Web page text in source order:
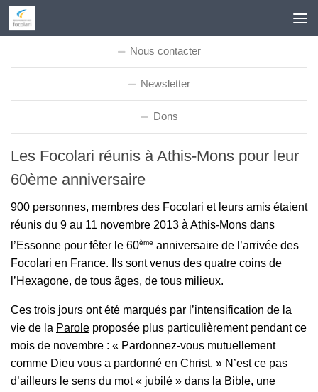
Skip to content
Nous contacter
Newsletter
Dons
Les Focolari réunis à Athis-Mons pour leur
60ème anniversaire
900 personnes, membres des Focolari et leurs amis étaient
réunis du 9 au 11 novembre 2013 à Athis-Mons dans
l’Essonne pour fêter le 60ème anniversaire de l’arrivée des
Focolari en France. Ils sont venus des quatre coins de
l’Hexagone, de tous âges, de tous milieux.
Ces trois jours ont été marqués par l’intensification de la
vie de la Parole proposée plus particulièrement pendant ce
mois de novembre : « Pardonnez-vous mutuellement
comme Dieu vous a pardonné en Christ. » N’est ce pas
d’ailleurs le sens du mot « jubilé » dans la Bible, une